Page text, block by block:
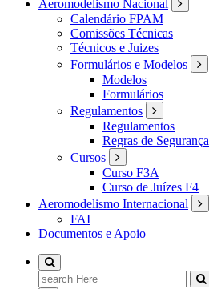
Aeromodelismo Nacional
Calendário FPAM
Comissões Técnicas
Técnicos e Juizes
Formulários e Modelos
Modelos
Formulários
Regulamentos
Regulamentos
Regras de Segurança
Cursos
Curso F3A
Curso de Juízes F4
Aeromodelismo Internacional
FAI
Documentos e Apoio
Search